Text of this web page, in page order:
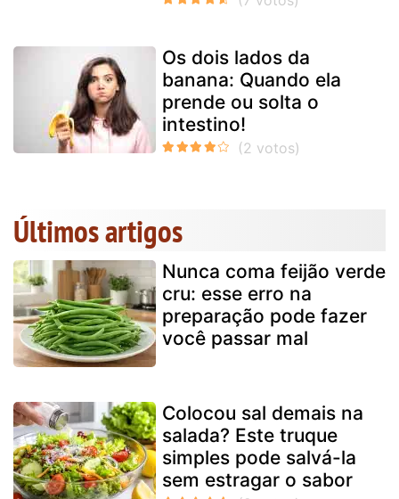
Os dois lados da
banana: Quando ela
prende ou solta o
intestino!
Últimos artigos
Nunca coma feijão verde
cru: esse erro na
preparação pode fazer
você passar mal
Colocou sal demais na
salada? Este truque
simples pode salvá-la
sem estragar o sabor